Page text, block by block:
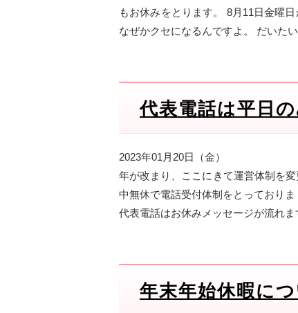
もお休みをとります。 8月11日金曜
なぜかクセになるんですよ。 だいた
代表電話は平日
2023年01月20日（金）
年が改まり、ここにきて運営体制を
中無休で電話受付体制をとっており
代表電話はお休みメッセージが流れ
年末年始休暇に